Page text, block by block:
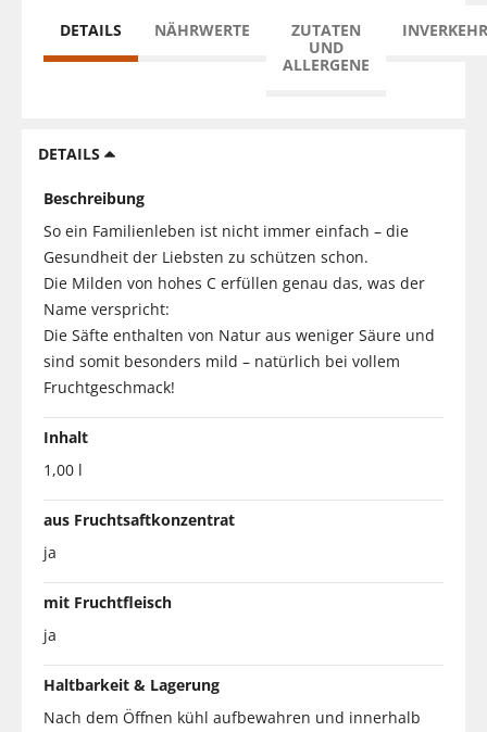
DETAILS NÄHRWERTE
ZUTATEN
UND
ALLERGENE
DETAILS
Beschreibung
So ein Familienleben ist nicht immer einfach – die
Gesundheit der Liebsten zu schützen schon.
Die Milden von hohes C erfüllen genau das, was der
Name verspricht:
Die Säfte enthalten von Natur aus weniger Säure und
sind somit besonders mild – natürlich bei vollem
Fruchtgeschmack!
Inhalt
1,00 l
aus Fruchtsaftkonzentrat
ja
mit Fruchtfleisch
ja
Haltbarkeit & Lagerung
Nach dem Öffnen kühl aufbewahren und innerhalb